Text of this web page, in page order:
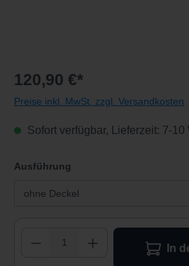
120,90 €*
Preise inkl. MwSt. zzgl. Versandkosten
Sofort verfügbar, Lieferzeit: 7-10
Ausführung
Produkt Anzahl: Gib
In